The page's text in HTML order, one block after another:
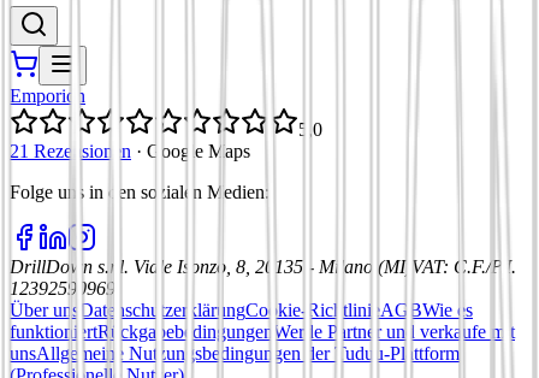
Emporion
5,0
21 Rezensionen · Google Maps
Folge uns in den sozialen Medien:
DrillDown s.r.l. Viale Isonzo, 8, 20135 - Milano (MI) VAT: C.F./P.I.
12392590969
Über uns DatenschutzerklärungCookie-RichtlinieAGBWie es
funktioniertRückgabebedingungen Werde Partner und verkaufe mit
unsAllgemeine Nutzungsbedingungen der Tuduu-Plattform